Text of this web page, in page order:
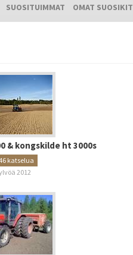
SUOSITUIMMAT OMAT SUOSIKIT
& kongskilde ht 3000s
katselua
2012